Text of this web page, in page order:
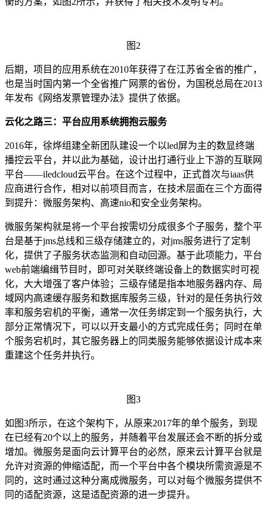
图 2
后期，项目的应用系统在2010年获得了在江苏省全省的推广，
也是当时国内第一个全省推广网票的省份，为国税总局在2013
年发布《网络发票管理办法》提供了依据。
云化之路三：平台应用系统拥抱云服务
2016年，徐烨组建全新团队建设一个以led屏为主的数显终端
播控云平台，并以此为基础，设计出打通行业上下游的互联网
平台——iledcloud云平台。在这个过程中，正式首次与iaas供
应商进行合作，相对以前项目而言，在技术层面在三个方面得
到提升：微服务架构、高速nio和安全业务架构。
微服务架构就是将一个平台按需切分成很多个子服务，整个平
台是基于jms总线和三级存储建立的，对jms服务进行了定制
化，提供了子服务状态监测和自动回源。基于此项能力，平台
web前端编缉节目时，即可对关联终端设备上的数据实时可视
化，大大增强了客户体验；三级存储是指本地服务器内存、局
域网内高速缓存服务和数据库服务三级，针对的是任务执行效
率和服务宕机的平衡，通常一次任务绑定到一个服务执行，大
部分正常情况下，可以以开支最小的方式完成任务；同时在单
个服务宕机时，其它服务器上的同类服务能够依据设计成本来
重建这个任务并执行。
图3
如图3所示，在这个架构下，从原来2017年的单个服务，到现
在已经有20个以上的服务，并随着平台发展还会不断的拆分或
增加。微服务是面向云计算平台的必然，原来云计算平台就是
允许对资源的伸缩适配，而一个平台中各个模块所需资源是不
同的，这时通过这种分离成微服务，可以对每个微服务提供不
同的适配资源，这是适配资源的进一步提升。